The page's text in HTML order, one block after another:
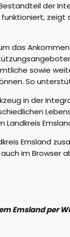
der
zeigt
das
sowie
So
in der
Emsland
im Browser
Emsland per